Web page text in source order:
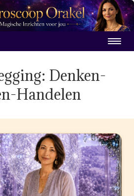
Denken-
Handelen